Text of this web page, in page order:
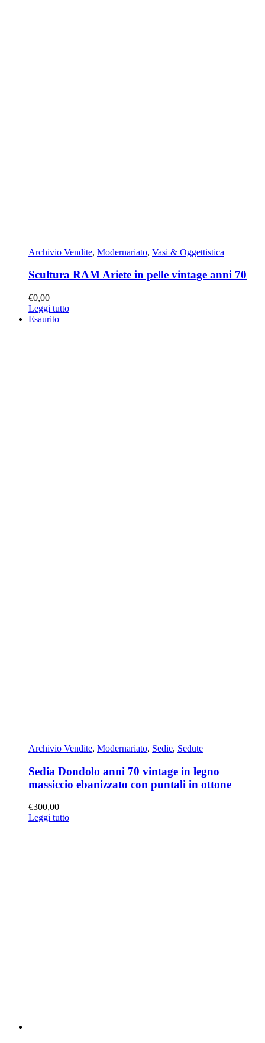
Archivio Vendite, Modernariato, Vasi & Oggettistica
Scultura RAM Ariete in pelle vintage anni 70
€0,00
Leggi tutto
Esaurito
Archivio Vendite, Modernariato, Sedie, Sedute
Sedia Dondolo anni 70 vintage in legno
massiccio ebanizzato con puntali in ottone
€300,00
Leggi tutto